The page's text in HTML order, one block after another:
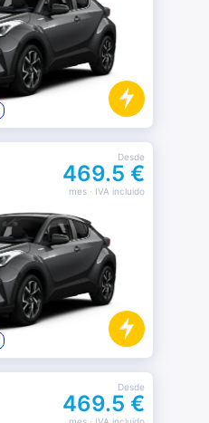
Desde
469.5 €
mes· IVA incluido
Desde
469.5 €